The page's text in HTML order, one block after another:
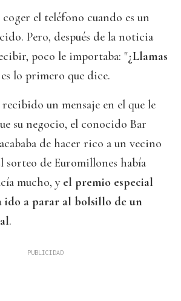
coger el teléfono cuando es un
Pero, después de la noticia
poco le importaba: "¿Llamas
lo primero que dice.
un mensaje en el que le
su negocio, el conocido Bar
de hacer rico a un vecino
sorteo de Euromillones había
mucho, yel premio especial
a parar al bolsillo de un
.